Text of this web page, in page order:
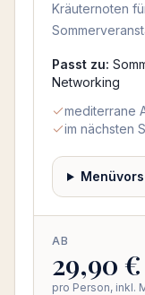
Kräuternoten
Passt zu:
Networking
mediterrane
im nächsten
AB
29,90 €
pro Person, inkl.